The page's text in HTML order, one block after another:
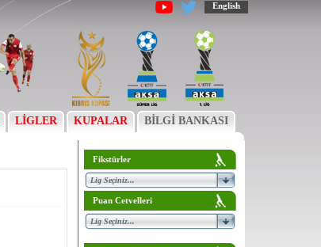
English
LİGLER KUPALAR BİLGİ BANKASI
Fikstürler
Puan Cetvelleri